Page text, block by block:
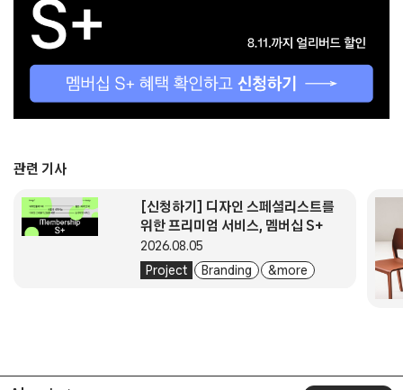
관련 기사
Project Branding & more
[신청하기] 디자인 스페셜리스트를
위한 프리미엄 서비스, 멤버십 S+
2026.08.05